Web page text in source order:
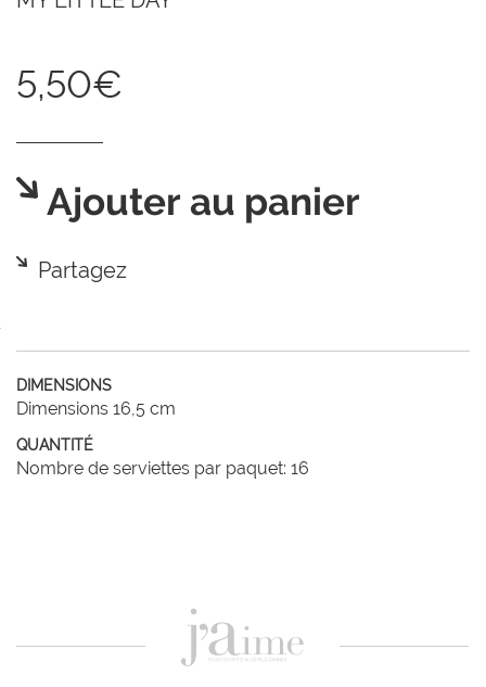
5,50€
Ajouter au panier
Partagez
DIMENSIONS
Dimensions 16,5 cm
QUANTITÉ
Nombre de serviettes par paquet: 16